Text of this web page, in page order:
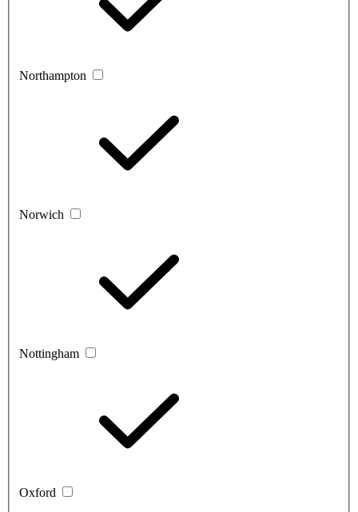
Northampton
Norwich
Nottingham
Oxford